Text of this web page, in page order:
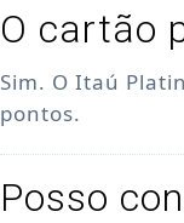
O cartão
Sim. O Itaú
pontos.
Posso